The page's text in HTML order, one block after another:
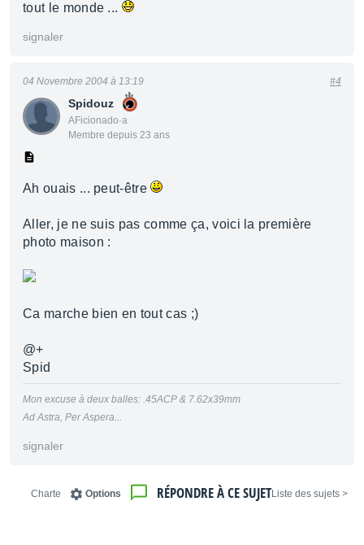
tout le monde ...
signaler
Spidouz
AFicionado·a
Membre depuis 23 ans
04 Novembre 2004 à 13:19 #4
Ah ouais ... peut-être
Aller, je ne suis pas comme ça, voici la première
photo maison :
Ca marche bien en tout cas ;)
@+
Spid
Mon excuse à deux balles: .45ACP & 7.62x39mm
Ad Astra, Per Aspera...
signaler
< Liste des sujets
RÉPONDRE À CE SUJET
Options
Charte